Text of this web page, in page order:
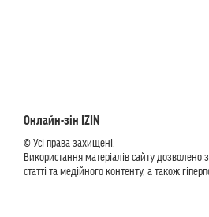
Онлайн-зін IZIN
© Усі права захищені.
Використання матеріалів сайту дозволено
статті та медійного контенту, а також